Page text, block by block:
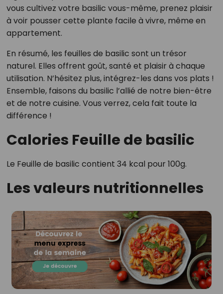
vous cultivez votre basilic vous-même, prenez plaisir
à voir pousser cette plante facile à vivre, même en
appartement.
En résumé, les feuilles de basilic sont un trésor
naturel. Elles offrent goût, santé et plaisir à chaque
utilisation. N’hésitez plus, intégrez-les dans vos plats !
Ensemble, faisons du basilic l’allié de notre bien-être
et de notre cuisine. Vous verrez, cela fait toute la
différence !
Calories Feuille de basilic
Le Feuille de basilic contient 34 kcal pour 100g.
Les valeurs nutritionnelles